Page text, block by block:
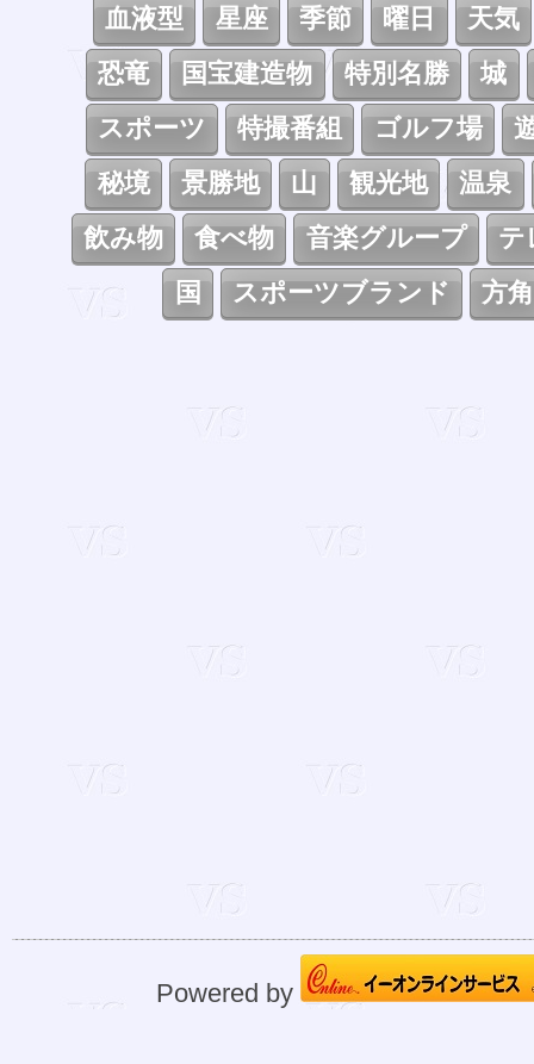
血液型
星座 季節 曜日
天気
恐竜
国宝建造物 特別名勝
城
スポーツ
特撮番組 ゴルフ場
秘境
景勝地 山 観光地
温泉
飲み物
食べ物 音楽グループ
テ
国
スポーツブランド 方角
Powered by